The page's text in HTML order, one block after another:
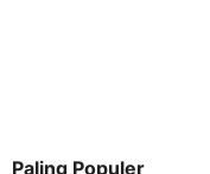
Paling Populer